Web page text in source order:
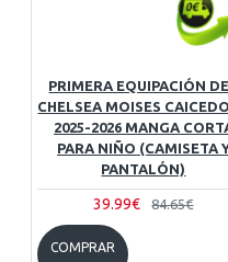
PRIMERA EQUIPACIÓN
CHELSEA MOISES
2025-2026 MANGA
PARA NIÑO (CAMISETA
PANTALÓN)
39.99€ 84.65€
COMPRAR